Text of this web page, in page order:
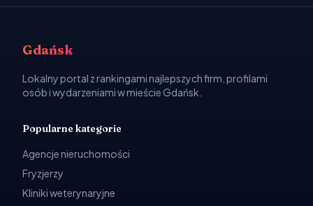
Gdańsk
Lokalny portal z rankingami najlepszych firm, profilami
osób i wydarzeniami w mieście Gdańsk.
Popularne kategorie
Agencje nieruchomości
Fryzjerzy
Kliniki weterynaryjne